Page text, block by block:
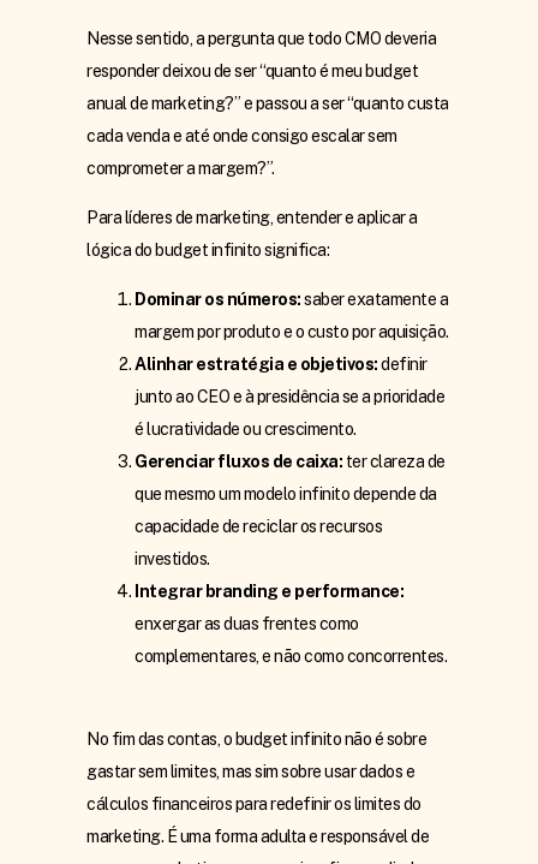
Nesse sentido, a pergunta que todo CMO deveria
responder deixou de ser “quanto é meu budget
anual de marketing?” e passou a ser “quanto custa
cada venda e até onde consigo escalar sem
comprometer a margem?”.
Para líderes de marketing, entender e aplicar a
lógica do budget infinito significa:
Dominar os números:saber exatamente a
margem por produto e o custo por aquisição.
Alinhar estratégia e objetivos:definir
junto ao CEO e à presidência se a prioridade
é lucratividade ou crescimento.
Gerenciar fluxos de caixa: ter clareza de
que mesmo um modelo infinito depende da
capacidade de reciclar os recursos
investidos.
Integrar branding e performance:
enxergar as duas frentes como
complementares, e não como concorrentes.
No fim das contas, o budget infinito não é sobre
gastar sem limites, mas sim sobre usar dados e
cálculos financeiros para redefinir os limites do
marketing. É uma forma adulta e responsável de